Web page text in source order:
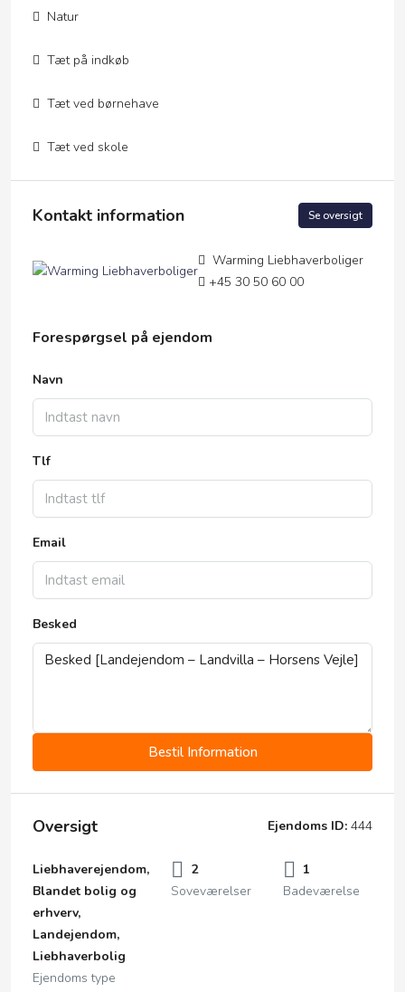
Natur
Tæt på indkøb
Tæt ved børnehave
Tæt ved skole
Kontakt information Se oversigt
Warming Liebhaverboliger
+45 30 50 60 00
Forespørgsel på ejendom
Navn
Tlf
Email
Besked
Bestil Information
Oversigt Ejendoms ID: 444
Liebhaverejendom,
Blandet bolig og
erhverv,
Landejendom,
Liebhaverbolig
Ejendoms type
2
Soveværelser
1
Badeværelse